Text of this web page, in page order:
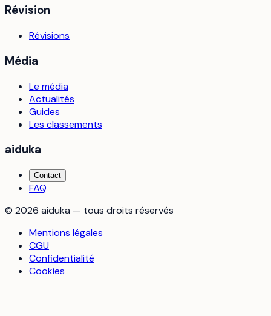
Révision
Révisions
Média
Le média
Actualités
Guides
Les classements
aiduka
Contact
FAQ
© 2026 aiduka — tous droits réservés
Mentions légales
CGU
Confidentialité
Cookies